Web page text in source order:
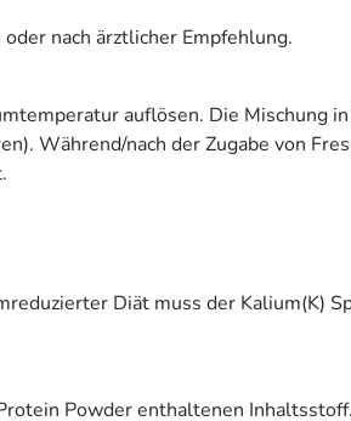
nach ärztlicher Empfehlung.
auflösen. Die Mischung
Während/nach der Zugabe von
Diät muss der Kalium(K)
Powder enthaltenen